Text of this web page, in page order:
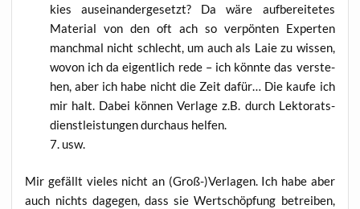
kies aus­ein­an­der­ge­setzt? Da wäre auf­be­rei­te­tes
Mate­ri­al von den oft ach so ver­pön­ten Exper­ten
manch­mal nicht schlecht, um auch als Laie zu wis­sen,
wovon ich da eigent­lich rede – ich könn­te das ver­ste­
hen, aber ich habe nicht die Zeit dafür… Die kau­fe ich
mir halt. Dabei kön­nen Ver­la­ge z.B. durch Lek­to­rats­
dienst­leis­tun­gen durch­aus helfen.
usw.
Mir gefällt vie­les nicht an (Groß-)Verlagen. Ich habe aber
auch nichts dage­gen, dass sie Wert­schöp­fung betrei­ben,